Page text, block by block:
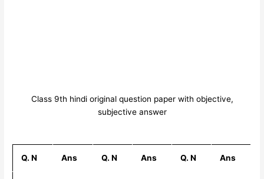
Class 9th hindi original question paper with objective,
subjective answer
Q. N Ans Q. N Ans Q. N Ans